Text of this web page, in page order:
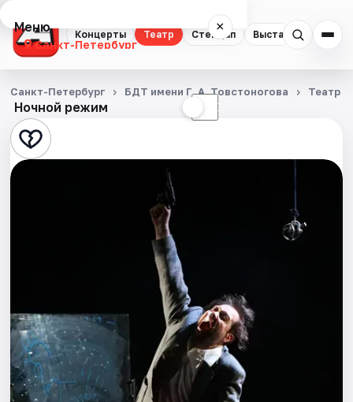
Концерты Театр Стендап Выставки
Меню ×
Санкт-Петербург
Концерты
Театр
Стендап
События
Города
Ночной режим ☾
Санкт-Петербург БДТ имени Г. А. Товстоногова Театр